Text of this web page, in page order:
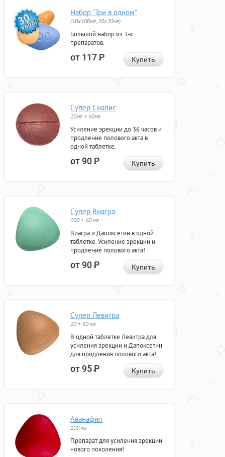
Набор "Три в одном"
(10x100мг, 20x20мг)
Большой набор из 3-х
препаратов.
от 117Р Купить
Супер Сиалис
20мг + 60мг
Усиление эрекции до 36 часов и
продление полового акта в
одной таблетке.
от 90Р Купить
Супер Виагра
100 + 60 мг
Виагра и Дапоксетин в одной
таблетке. Усиление эрекции и
продление полового акта!
от 90Р Купить
Супер Левитра
20 + 60 мг
В одной таблетке Левитра для
усиления эрекции и Дапоксетин
для продления полового акта!
от 95Р Купить
Аванафил
100 мг
Препарат для усиления эрекции
нового поколения!